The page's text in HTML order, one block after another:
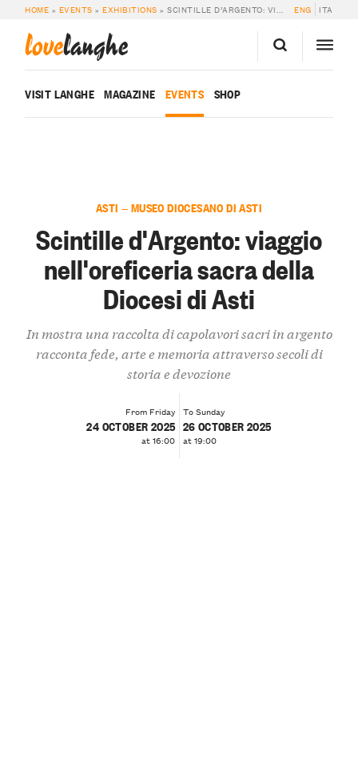
HOME » EVENTS »EXHIBITIONS »SCINTILLE D’ARGENTO: VIAGGIO NELL’OREFICERIA SACRA DELLA DIOCESI DI ASTI ENG ITA
lovelanghe
VISIT LANGHE MAGAZINE EVENTS SHOP
ASTI — MUSEO DIOCESANO DI ASTI
Scintille d'Argento: viaggio
nell'oreficeria sacra della
Diocesi di Asti
In mostra una raccolta di capolavori sacri in argento
racconta fede, arte e memoria attraverso secoli di
storia e devozione
From Friday
24 OCTOBER 2025
at 16:00
To Sunday
26 OCTOBER 2025
at 19:00